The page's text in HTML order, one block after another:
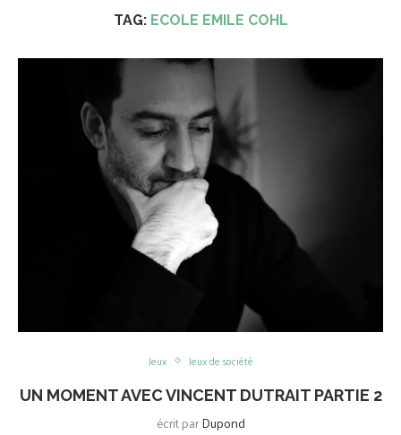
TAG: ECOLE EMILE COHL
Jeux Jeux de société
UN MOMENT AVEC VINCENT DUTRAIT PARTIE 2
écrit parDupond